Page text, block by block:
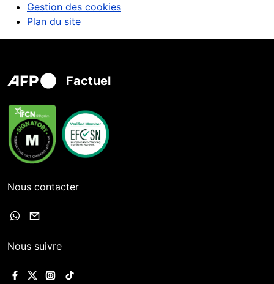
Gestion des cookies
Plan du site
Factuel
Nous contacter
Nous suivre